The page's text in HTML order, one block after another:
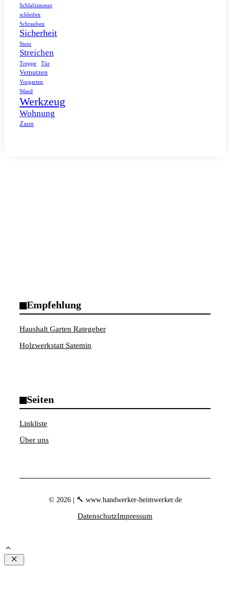
Schlafzimmer
schleifen
Schrauben
Sicherheit
Stein
Streichen
Treppe Tür
Verputzen
Vorgarten
Wand
Werkzeug
Wohnung
Zaun
Empfehlung
Haushalt Garten Rategeber
Holzwerkstatt Satemin
Seiten
Linkliste
Über uns
© 2026 | 🔨 www.handwerker-heimwerker.de
DatenschutzImpressum
Schließen